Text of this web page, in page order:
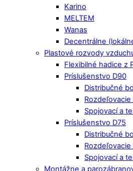
Karino
MELTEM
Wanas
Decentrálne
Plastové rozvody
Flexibilné hadice z
Príslušenstvo D90
Distribučné
Spojovací a
Príslušenstvo D75
Distribučné
Rozdeľovacie
Spojovací a
Montážne a